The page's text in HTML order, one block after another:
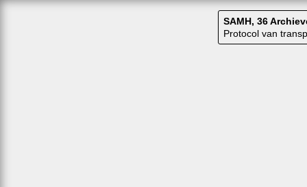
SAMH, 36
Protocol van